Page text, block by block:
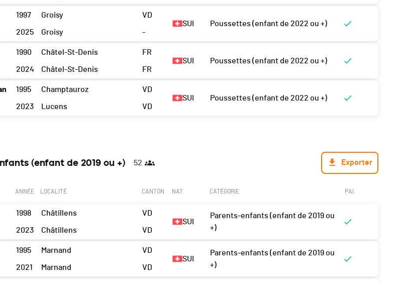
1997
2025
Groisy
Groisy
VD
-
SUI Poussettes (enfant de 2022 ou +)
1990
2024
Châtel-St-Denis
Châtel-St-Denis
FR
FR
SUI Poussettes (enfant de 2022 ou +)
1995
2023
Champtauroz
Lucens
VD
VD
SUI Poussettes (enfant de 2022 ou +)
(enfant de 2019 ou +) 52 Exporter
ANNÉE LOCALITÉ CANTON NAT. CATÉGORIE PAI.
1998
2023
Châtillens
Châtillens
VD
VD
SUI
Parents-enfants (enfant de 2019 ou
+)
1995
2021
Marnand
Marnand
VD
VD
SUI
Parents-enfants (enfant de 2019 ou
+)